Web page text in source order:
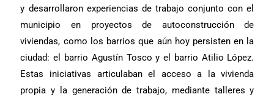
y desarrollaron experiencias de trabajo conjunto con el
municipio en proyectos de autoconstrucción de
viviendas, como los barrios que aún hoy persisten en la
ciudad: el barrio Agustín Tosco y el barrio Atilio López.
Estas iniciativas articulaban el acceso a la vivienda
propia y la generación de trabajo, mediante talleres y